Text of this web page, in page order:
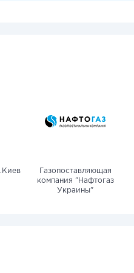
Газопоставляющая
компания "Нафтогаз
Украины"